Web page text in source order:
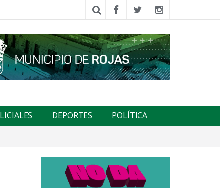
DEPORTES POLÍTICA